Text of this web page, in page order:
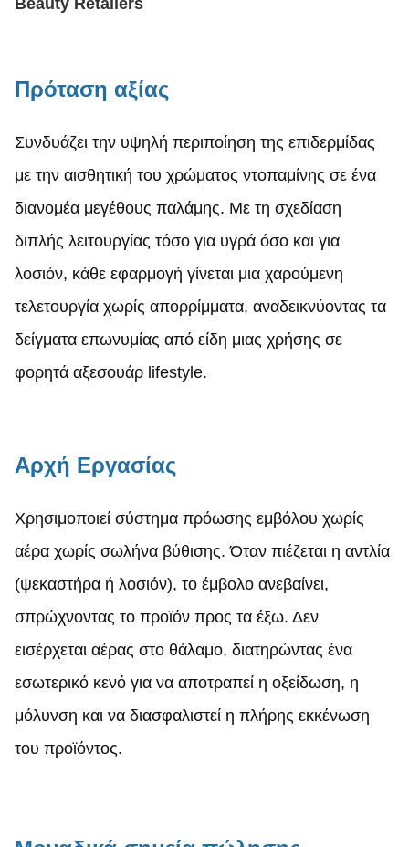
Beauty Retailers
Πρόταση αξίας
Συνδυάζει την υψηλή περιποίηση της επιδερμίδας
με την αισθητική του χρώματος ντοπαμίνης σε ένα
διανομέα μεγέθους παλάμης. Με τη σχεδίαση
διπλής λειτουργίας τόσο για υγρά όσο και για
λοσιόν, κάθε εφαρμογή γίνεται μια χαρούμενη
τελετουργία χωρίς απορρίμματα, αναδεικνύοντας τα
δείγματα επωνυμίας από είδη μιας χρήσης σε
φορητά αξεσουάρ lifestyle.
Αρχή Εργασίας
Χρησιμοποιεί σύστημα πρόωσης εμβόλου χωρίς
αέρα χωρίς σωλήνα βύθισης. Όταν πιέζεται η αντλία
(ψεκαστήρα ή λοσιόν), το έμβολο ανεβαίνει,
σπρώχνοντας το προϊόν προς τα έξω. Δεν
εισέρχεται αέρας στο θάλαμο, διατηρώντας ένα
εσωτερικό κενό για να αποτραπεί η οξείδωση, η
μόλυνση και να διασφαλιστεί η πλήρης εκκένωση
του προϊόντος.